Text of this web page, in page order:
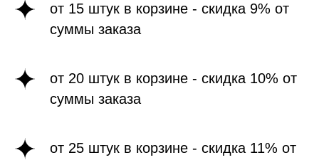
от 15 штук в корзине - скидка 9% от
суммы заказа
от 20 штук в корзине - скидка 10% от
суммы заказа
от 25 штук в корзине - скидка 11% от